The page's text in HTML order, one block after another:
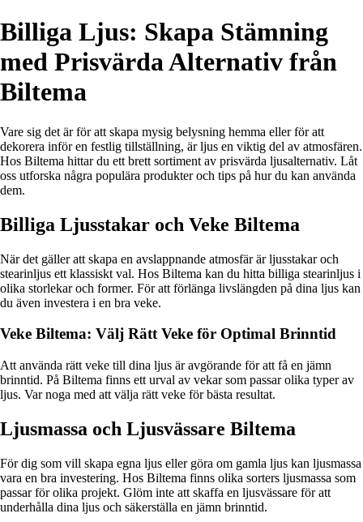
Billiga Ljus: Skapa Stämning
med Prisvärda Alternativ från
Biltema
Vare sig det är för att skapa mysig belysning hemma eller för att
dekorera inför en festlig tillställning, är ljus en viktig del av atmosfären.
Hos Biltema hittar du ett brett sortiment av prisvärda ljusalternativ. Låt
oss utforska några populära produkter och tips på hur du kan använda
dem.
Billiga Ljusstakar och Veke Biltema
När det gäller att skapa en avslappnande atmosfär är ljusstakar och
stearinljus ett klassiskt val. Hos Biltema kan du hitta billiga stearinljus i
olika storlekar och former. För att förlänga livslängden på dina ljus kan
du även investera i en bra veke.
Veke Biltema: Välj Rätt Veke för Optimal Brinntid
Att använda rätt veke till dina ljus är avgörande för att få en jämn
brinntid. På Biltema finns ett urval av vekar som passar olika typer av
ljus. Var noga med att välja rätt veke för bästa resultat.
Ljusmassa och Ljusvässare Biltema
För dig som vill skapa egna ljus eller göra om gamla ljus kan ljusmassa
vara en bra investering. Hos Biltema finns olika sorters ljusmassa som
passar för olika projekt. Glöm inte att skaffa en ljusvässare för att
underhålla dina ljus och säkerställa en jämn brinntid.